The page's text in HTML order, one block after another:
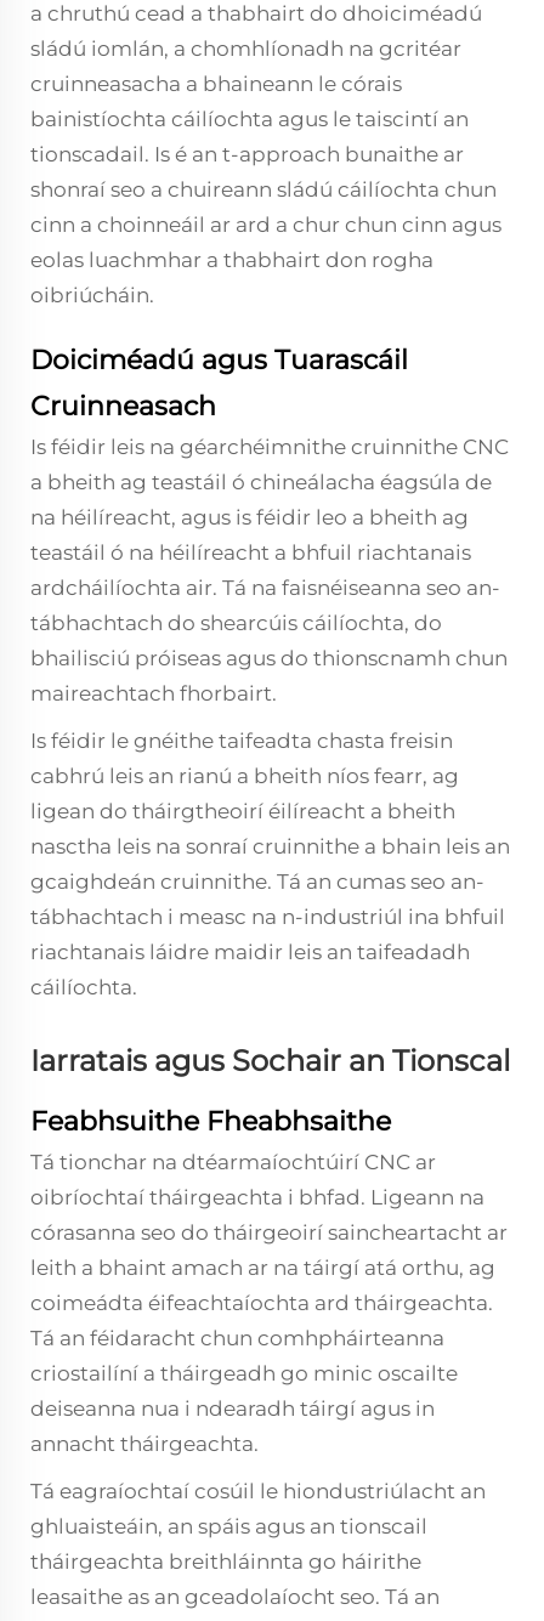
a chruthú cead a thabhairt do dhoiciméadú
sládú iomlán, a chomhlíonadh na gcritéar
cruinneasacha a bhaineann le córais
bainistíochta cáilíochta agus le taiscintí an
tionscadail. Is é an t-approach bunaithe ar
shonraí seo a chuireann sládú cáilíochta chun
cinn a choinneáil ar ard a chur chun cinn agus
eolas luachmhar a thabhairt don rogha
oibriúcháin.
Doiciméadú agus Tuarascáil
Cruinneasach
Is féidir leis na géarchéimnithe cruinnithe CNC
a bheith ag teastáil ó chineálacha éagsúla de
na héilíreacht, agus is féidir leo a bheith ag
teastáil ó na héilíreacht a bhfuil riachtanais
ardcháilíochta air. Tá na faisnéiseanna seo an-
tábhachtach do shearcúis cáilíochta, do
bhailisciú próiseas agus do thionscnamh chun
maireachtach fhorbairt.
Is féidir le gnéithe taifeadta chasta freisin
cabhrú leis an rianú a bheith níos fearr, ag
ligean do tháirgtheoirí éilíreacht a bheith
nasctha leis na sonraí cruinnithe a bhain leis an
gcaighdeán cruinnithe. Tá an cumas seo an-
tábhachtach i measc na n-industriúl ina bhfuil
riachtanais láidre maidir leis an taifeadadh
cáilíochta.
Iarratais agus Sochair an Tionscal
Feabhsuithe Fheabhsaithe
Tá tionchar na dtéarmaíochtúirí CNC ar
oibríochtaí tháirgeachta i bhfad. Ligeann na
córasanna seo do tháirgeoirí saincheartacht ar
leith a bhaint amach ar na táirgí atá orthu, ag
coimeádta éifeachtaíochta ard tháirgeachta.
Tá an féidaracht chun comhpháirteanna
criostailíní a tháirgeadh go minic oscailte
deiseanna nua i ndearadh táirgí agus in
annacht tháirgeachta.
Tá eagraíochtaí cosúil le hiondustriúlacht an
ghluaisteáin, an spáis agus an tionscail
tháirgeachta breithláinnta go háirithe
leasaithe as an gceadolaíocht seo. Tá an